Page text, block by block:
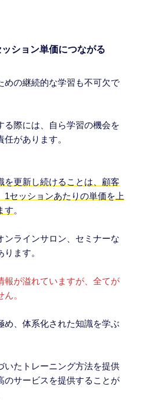
ション単価につながる
めの継続的な学習も不可欠で
る際には、自ら学習の機会を
があります。
を更新し続けることは、顧客
1セッションあたりの単価を上
す。
ンラインサロン、セミナーな
ます。
報が溢れていますが、全てが
。
め、体系化された知識を学ぶ
いたトレーニング方法を提供
のサービスを提供することが